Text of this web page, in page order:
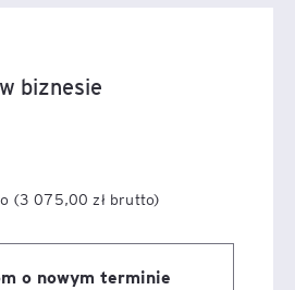
biznesie
(3 075,00 zł brutto)
o nowym terminie